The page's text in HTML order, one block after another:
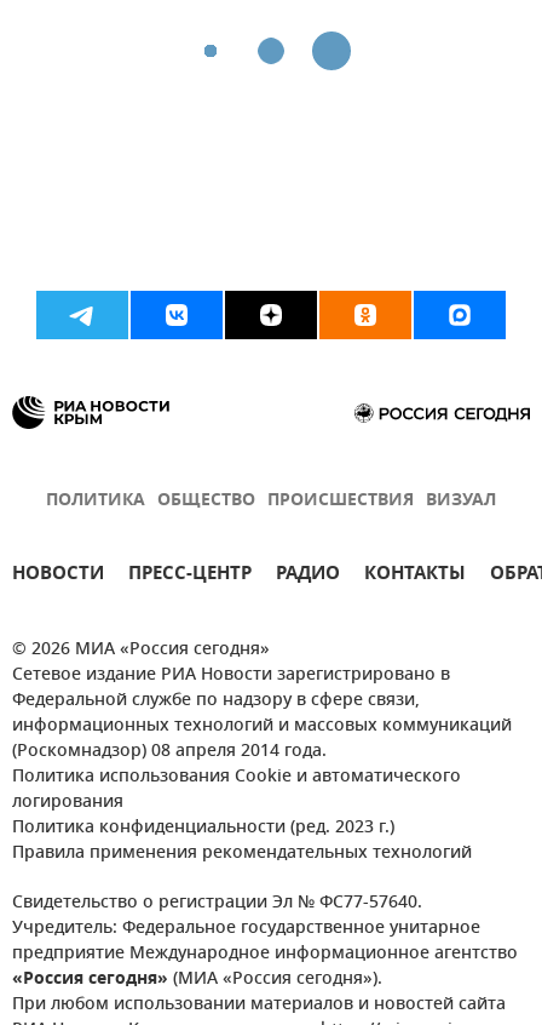
ПОЛИТИКА ОБЩЕСТВО ПРОИСШЕСТВИЯ ВИЗУАЛ
НОВОСТИ ПРЕСС-ЦЕНТР РАДИО КОНТАКТЫ
© 2026 МИА «Россия сегодня»
Сетевое издание РИА Новости зарегистрировано в
Федеральной службе по надзору в сфере связи,
информационных технологий и массовых коммуникаций
(Роскомнадзор) 08 апреля 2014 года.
Политика использования Cookie и автоматического
логирования
Политика конфиденциальности (ред. 2023 г.)
Правила применения рекомендательных технологий
Свидетельство о регистрации Эл № ФС77-57640.
Учредитель: Федеральное государственное унитарное
предприятие Международное информационное агентство
«Россия сегодня» (МИА «Россия сегодня»).
При любом использовании материалов и новостей сайта